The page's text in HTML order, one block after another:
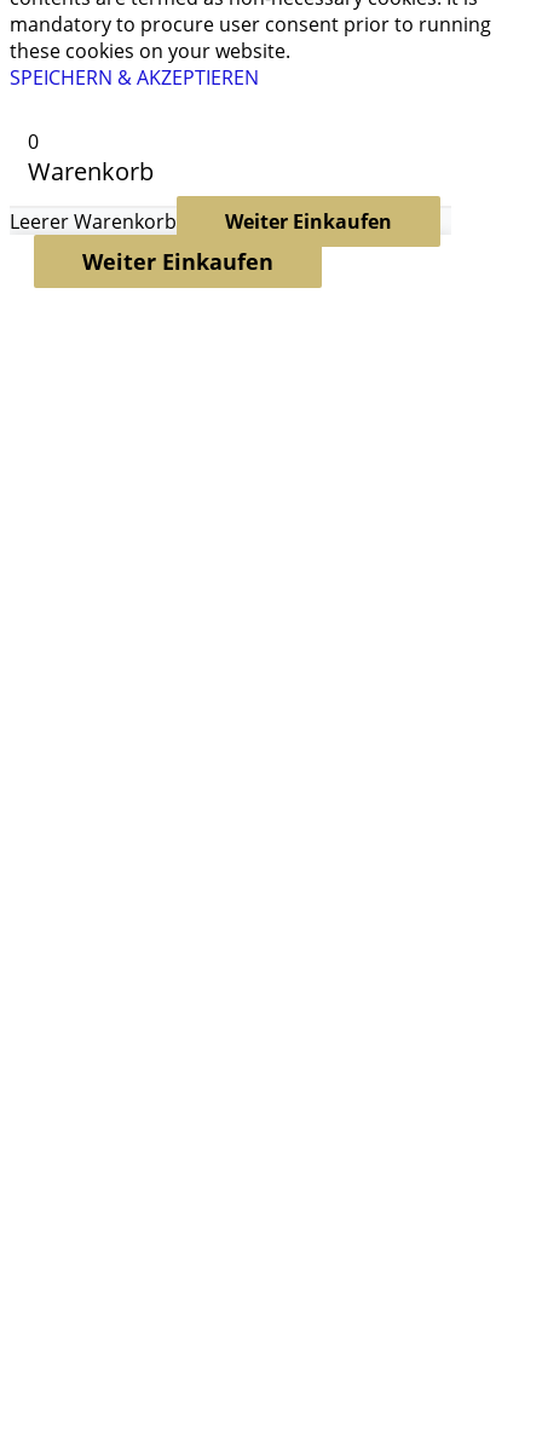
mandatory to procure user consent prior to running
these cookies on your website.
SPEICHERN & AKZEPTIEREN
0
Warenkorb
Leerer Warenkorb Weiter Einkaufen
Weiter Einkaufen